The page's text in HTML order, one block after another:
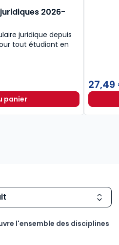
2026-
juridique depuis
tout étudiant en
panierdes termes juridiques
l'ensemble des disciplines